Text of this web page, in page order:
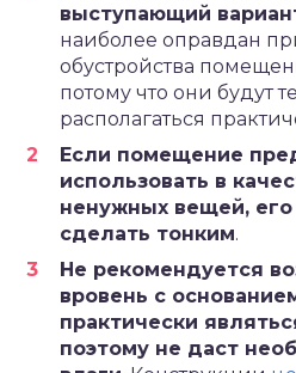
выступающий
наиболее оправдан
обустройства
потому что они будут
располагаться
Если помещение
использовать в
ненужных вещей,
сделать тонким.
Не рекомендуется
вровень с
практически
поэтому не даст